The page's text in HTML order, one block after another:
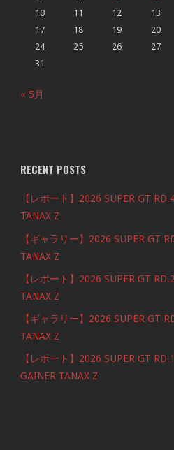
10
11 12 13
17
18 19 20
24
25 26 27
31
« 5月
RECENT POSTS
【レポート】2026 SUPER GT
TANAX Z
【ギャラリー】2026 SUPER GT
TANAX Z
【レポート】2026 SUPER GT
TANAX Z
【ギャラリー】2026 SUPER GT
TANAX Z
【レポート】2026 SUPER GT
GAINER TANAX Z